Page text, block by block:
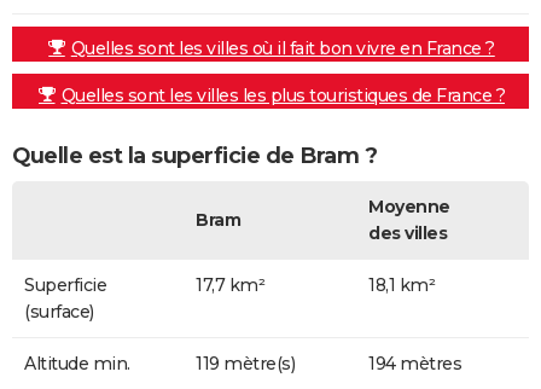
Quelles sont les villes où il fait bon vivre en France ?
Quelles sont les villes les plus touristiques de France ?
Quelle est la superficie de Bram ?
Bram
Moyenne
des villes
Superficie
(surface)
17,7 km² 18,1 km²
Altitude min. 119 mètre(s) 194 mètres